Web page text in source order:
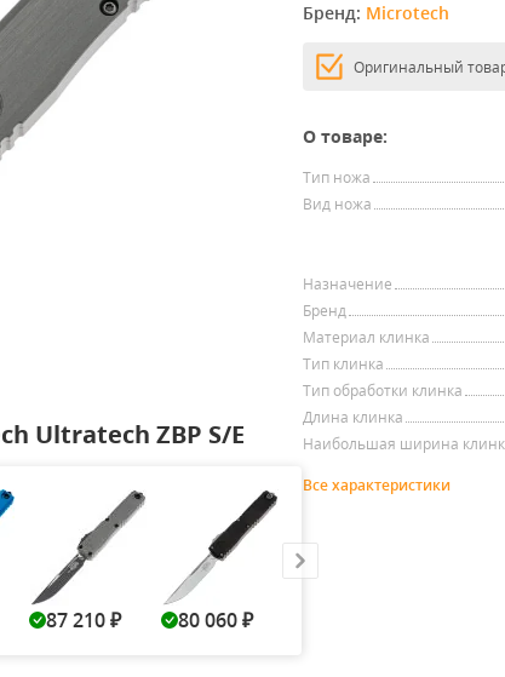
Ultratech ZBP S/E
87 210 ₽ 80 060 ₽
Бренд: Microtech
Оригинальный
О товаре:
Тип ножа
Вид ножа
Назначение
Бренд
Материал клинка
Тип клинка
Тип обработки клинка
Длина клинка
Наибольшая ширина
Все характеристики